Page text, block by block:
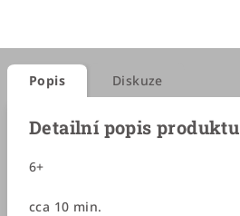
Popis Diskuze
Detailní popis produktu
6+
cca 10 min.